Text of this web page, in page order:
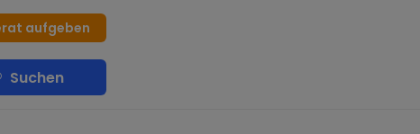
aufgeben
Suchen